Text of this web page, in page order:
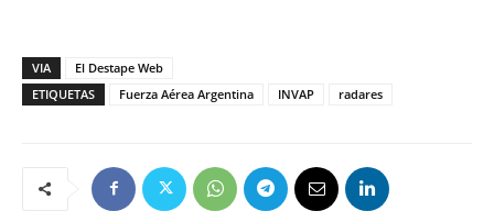
VIA
El Destape Web
ETIQUETAS
Fuerza Aérea Argentina INVAP radares